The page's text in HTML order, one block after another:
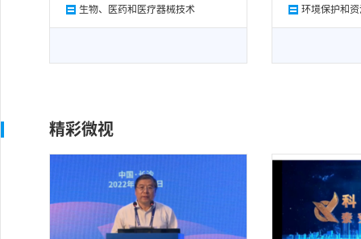
生物、医药和医疗器械技术
环境保护和
精彩微视